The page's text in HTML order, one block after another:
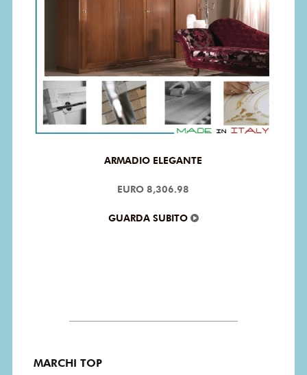
ARMADIO ELEGANTE
EURO 8,306.98
GUARDA SUBITO
MARCHI TOP